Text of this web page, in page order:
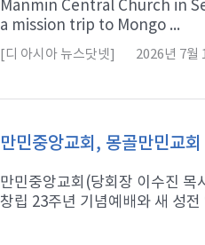
Manmin Central Church in
a mission trip to Mongo ...
[디 아시아 뉴스닷넷] 2026년 7월
만민중앙교회, 몽골만민교
만민중앙교회(당회장 이수진 목
창립 23주년 기념예배와 새 성